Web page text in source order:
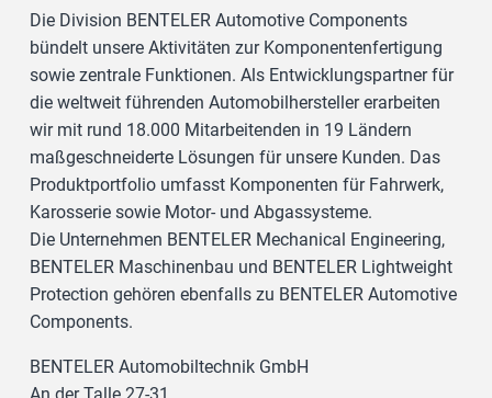
Die Division BENTELER Automotive Components
bündelt unsere Aktivitäten zur Komponentenfertigung
sowie zentrale Funktionen. Als Entwicklungspartner für
die weltweit führenden Automobilhersteller erarbeiten
wir mit rund 18.000 Mitarbeitenden in 19 Ländern
maßgeschneiderte Lösungen für unsere Kunden. Das
Produktportfolio umfasst Komponenten für Fahrwerk,
Karosserie sowie Motor- und Abgassysteme.
Die Unternehmen BENTELER Mechanical Engineering,
BENTELER Maschinenbau und BENTELER Lightweight
Protection gehören ebenfalls zu BENTELER Automotive
Components.
BENTELER Automobiltechnik GmbH